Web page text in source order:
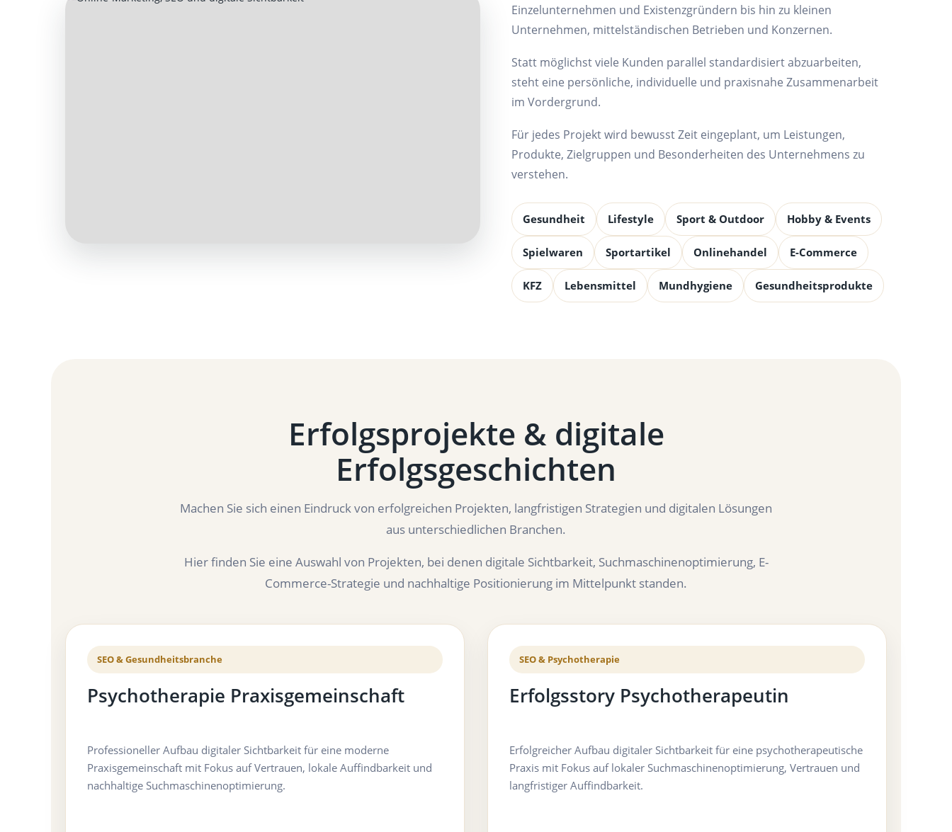
Einzelunternehmen und Existenzgründern bis hin zu kleinen
Unternehmen, mittelständischen Betrieben und Konzernen.
Statt möglichst viele Kunden parallel standardisiert abzuarbeiten,
steht eine persönliche, individuelle und praxisnahe Zusammenarbeit
im Vordergrund.
Für jedes Projekt wird bewusst Zeit eingeplant, um Leistungen,
Produkte, Zielgruppen und Besonderheiten des Unternehmens zu
verstehen.
Gesundheit Lifestyle Sport & Outdoor Hobby & Events
Spielwaren Sportartikel Onlinehandel E-Commerce
KFZ Lebensmittel Mundhygiene Gesundheitsprodukte
Erfolgsprojekte & digitale
Erfolgsgeschichten
Machen Sie sich einen Eindruck von erfolgreichen Projekten, langfristigen Strategien und digitalen Lösungen
aus unterschiedlichen Branchen.
Hier finden Sie eine Auswahl von Projekten, bei denen digitale Sichtbarkeit, Suchmaschinenoptimierung, E-
Commerce-Strategie und nachhaltige Positionierung im Mittelpunkt standen.
SEO & Gesundheitsbranche
Psychotherapie Praxisgemeinschaft
Professioneller Aufbau digitaler Sichtbarkeit für eine moderne
Praxisgemeinschaft mit Fokus auf Vertrauen, lokale Auffindbarkeit und
nachhaltige Suchmaschinenoptimierung.
SEO & Psychotherapie
Erfolgsstory Psychotherapeutin
Erfolgreicher Aufbau digitaler Sichtbarkeit für eine psychotherapeutische
Praxis mit Fokus auf lokaler Suchmaschinenoptimierung, Vertrauen und
langfristiger Auffindbarkeit.